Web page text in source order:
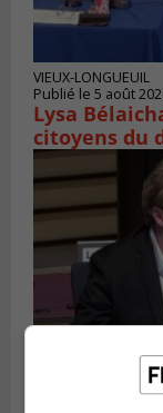
VIEUX-LONGUEUIL
Publié le 5 août
Lysa
citoyens du